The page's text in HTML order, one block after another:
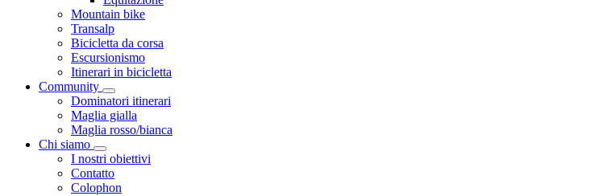
Mountain bike
Transalp
Bicicletta da corsa
Escursionismo
Itinerari in bicicletta
Community
Dominatori itinerari
Maglia gialla
Maglia rosso/bianca
Chi siamo
I nostri obiettivi
Contatto
Colophon